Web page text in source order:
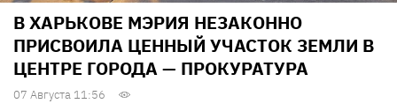
В ХАРЬКОВЕ МЭРИЯ НЕЗАКОННО
ПРИСВОИЛА ЦЕННЫЙ УЧАСТОК ЗЕМЛИ В
ЦЕНТРЕ ГОРОДА — ПРОКУРАТУРА
07 Августа 11:56